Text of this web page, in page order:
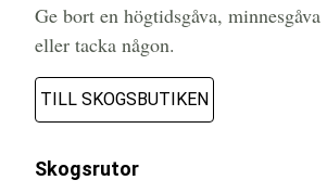
Ge bort en högtidsgåva, minnesgåva
eller tacka någon.
TILL SKOGSBUTIKEN
Skogsrutor